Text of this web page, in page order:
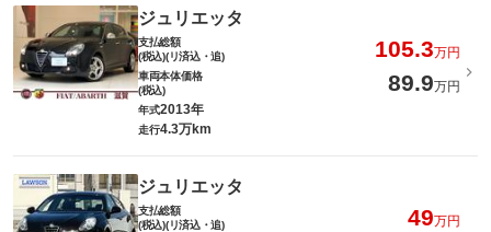
ジュリエッタ
支払総額
(税込)(リ済込・追)
105.3万円
車両本体価格
(税込)
89.9万円
年式2013年
走行4.3万km
ジュリエッタ
支払総額
(税込)(リ済込・追)
49万円